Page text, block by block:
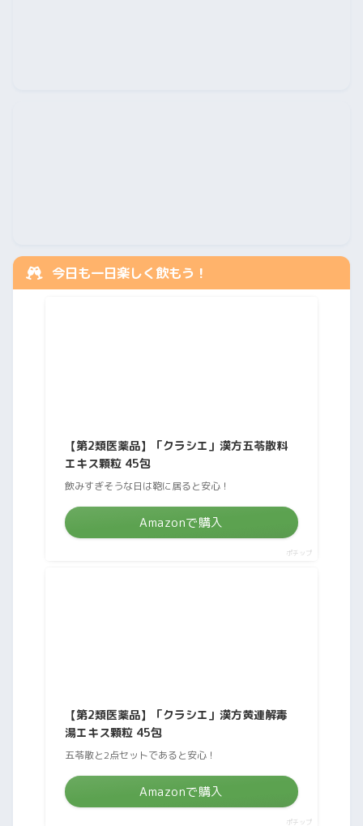
今日も一日楽しく飲もう！
【第2類医薬品】「クラシエ」漢方五苓散料
エキス顆粒 45包
飲みすぎそうな日は鞄に居ると安心！
Amazonで購入
ポチップ
【第2類医薬品】「クラシエ」漢方黄連解毒
湯エキス顆粒 45包
五苓散と2点セットであると安心！
Amazonで購入
ポチップ